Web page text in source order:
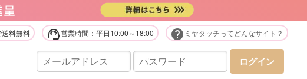
料無料 support_agent営業時間：平日10:00～18:00 help ミヤタッチってどんなサイト？
ログイン
店販用品・化粧品